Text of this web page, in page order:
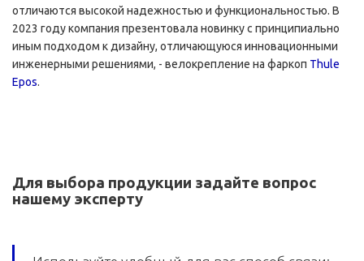
отличаются высокой надежностью и функциональностью. В
2023 году компания презентовала новинку с принципиально
иным подходом к дизайну, отличающуюся инновационными
инженерными решениями, - велокрепление на фаркоп Thule
Epos.
Для выбора продукции задайте вопрос
нашему эксперту